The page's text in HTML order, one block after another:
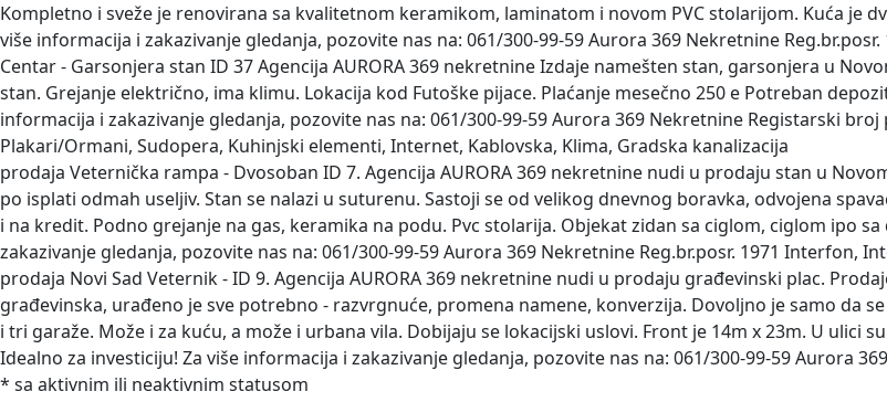
Kompletno i sveže je renovirana sa kvalitetnom keramikom, laminatom i novom PVC stolarijom. Kuća je
više informacija i zakazivanje gledanja, pozovite nas na: 061/300-99-59 Aurora 369 Nekretnine
Centar - Garsonjera stan ID 37 Agencija AURORA 369 nekretnine Izdaje namešten stan, garsonjera u
stan. Grejanje električno, ima klimu. Lokacija kod Futoške pijace. Plaćanje mesečno 250 e Potreban
informacija i zakazivanje gledanja, pozovite nas na: 061/300-99-59 Aurora 369 Nekretnine Registarski broj
Plakari/Ormani, Sudopera, Kuhinjski elementi, Internet, Kablovska, Klima, Gradska kanalizacija
prodaja Veternička rampa - Dvosoban ID 7. Agencija AURORA 369 nekretnine nudi u prodaju stan u
po isplati odmah useljiv. Stan se nalazi u suturenu. Sastoji se od velikog dnevnog boravka, odvojena
i na kredit. Podno grejanje na gas, keramika na podu. Pvc stolarija. Objekat zidan sa ciglom, ciglom ipo
zakazivanje gledanja, pozovite nas na: 061/300-99-59 Aurora 369 Nekretnine Reg.br.posr. 1971 Interfon,
prodaja Novi Sad Veternik -ID 9. Agencija AURORA 369 nekretnine nudi u prodaju građevinski plac.
građevinska, urađeno je sve potrebno - razvrgnuće, promena namene, konverzija. Dovoljno je samo da
i tri garaže. Može i za kuću, a može i urbana vila. Dobijaju se lokacijski uslovi. Front je 14m x 23m. U ulici
Idealno za investiciju! Za više informacija i zakazivanje gledanja, pozovite nas na: 061/300-99-59 Aurora
* sa aktivnim ili neaktivnim statusom